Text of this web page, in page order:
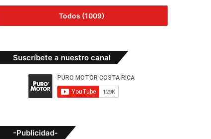
Todos (1009)
Suscríbete a nuestro canal
-Publicidad-